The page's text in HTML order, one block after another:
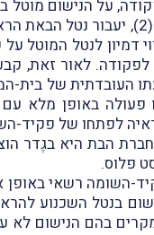
עולים בקנה אחד עם תנאי השוק; כי באותו אופן,
וכי רק אם עמד בנטל זה, קרי המציא את כלל המסמכים
דמיון לנטל המוטל
של "עסקה מלאכותית", בבחינת מעין תמונת ראי
העובדתית של בית-
באופן מלא עם
לפתחו של פקיד-
השומה רשאי
בנטל השכנוע
בהם הנישום